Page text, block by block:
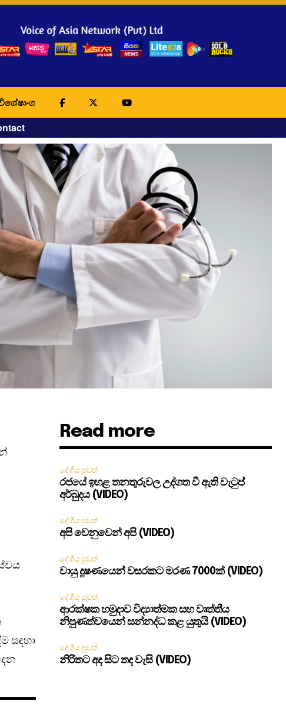
සඳහා
Read more
දේශීය පුවත්
රජයේ ඉහළ තනතුරුවල උද්ගත වී ඇති වැටුප්
අර්බුදය (VIDEO)
දේශීය පුවත්
අපි වෙනුවෙන් අපි (VIDEO)
දේශීය පුවත්
වායු දූෂණයෙන් වසරකට මරණ 7000ක් (VIDEO)
දේශීය පුවත්
ආරක්ෂක හමුදාව විද්‍යාත්මක සහ වෘත්තීය
නිපුණත්වයෙන් සන්නද්ධ කළ යුතුයි (VIDEO)
දේශීය පුවත්
නිරිතට අද සිට තද වැසි (VIDEO)